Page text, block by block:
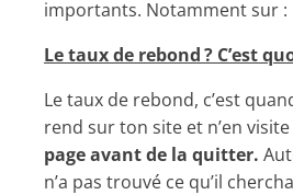
importants. Notamment sur :
Le taux de rebond ? C’est
Le taux de rebond, c’est
rend sur ton site et n’en visite
page avant de la quitter.
n’a pas trouvé ce qu’il